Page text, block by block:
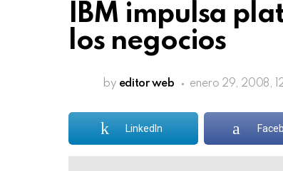
IBM impulsa
los negocios
by editor web enero 29, 2008,
LinkedIn